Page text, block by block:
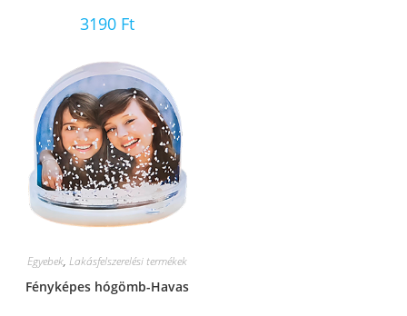
3190 Ft
Egyebek,Lakásfelszerelési termékek
Fényképes hógömb-Havas